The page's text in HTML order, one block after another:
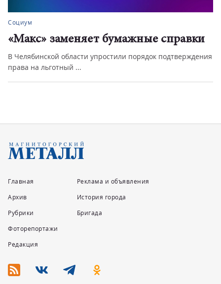
Социум
«Макс» заменяет бумажные справки
В Челябинской области упростили порядок подтверждения
права на льготный ...
Главная
Архив
Рубрики
Фоторепортажи
Редакция
Реклама и объявления
История города
Бригада